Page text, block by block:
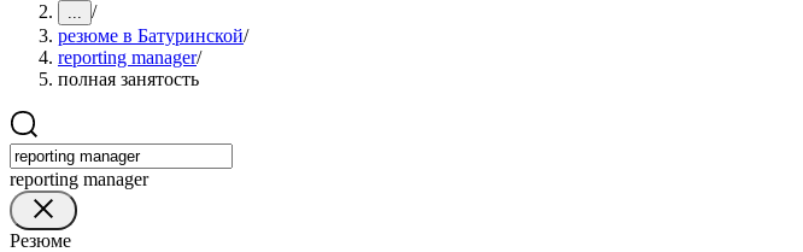
... /
резюме в Батуринской/
reporting manager/
полная занятость
reporting manager
Резюме